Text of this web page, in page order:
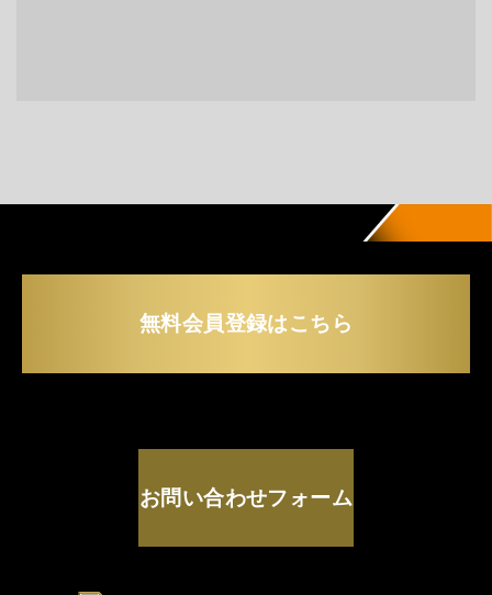
無料会員登録はこちら
お問い合わせフォーム